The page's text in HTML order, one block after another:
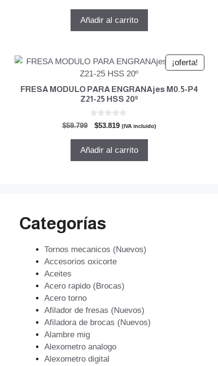
original
actual
Añadir al carrito
¡oferta!
FRESA MODULO PARA ENGRANAjes M0.5-P4
Z21-25 HSS 20º
$59.799
El
original
$53.819El
actual
(IVA incluido)
Añadir al carrito
Categorías
Tornos mecanicos (Nuevos)
Accesorios oxicorte
Aceites
Acero rapido (Brocas)
Acero torno
Afilador de fresas (Nuevos)
Afiladora de brocas (Nuevos)
Alambre mig
Alexometro analogo
Alexometro digital